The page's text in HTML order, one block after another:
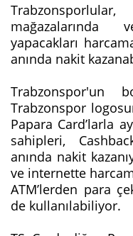
mağazalarında
yapacakları
anında nakit
Trabzonspor'un
Trabzonspor
Papara Card’larla
sahipleri,
anında nakit
ve internette
ATM’lerden para
de kullanılabiliyor.